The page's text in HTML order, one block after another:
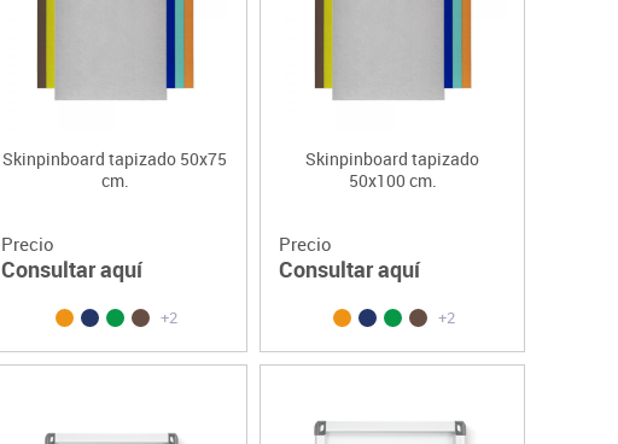
Skinpinboard tapizado 50x75
cm.
Precio
Consultar aquí
+2
Skinpinboard tapizado
50x100 cm.
Precio
Consultar aquí
+2